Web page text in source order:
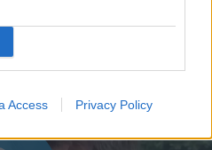
Access Privacy Policy